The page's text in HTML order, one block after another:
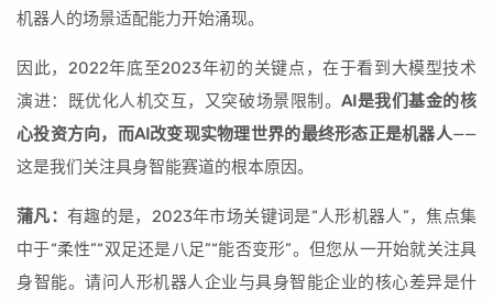
机器人的场景适配能力开始涌现。
因此，2022年底至2023年初的关键点，在于看到大模型技术
演进：既优化人机交互，又突破场景限制。AI是我们基金的核
心投资方向，而AI改变现实物理世界的最终形态正是机器人——
这是我们关注具身智能赛道的根本原因。
蒲凡：有趣的是，2023年市场关键词是“人形机器人”，焦点集
中于“柔性”“双足还是八足”“能否变形”。但您从一开始就关注具
身智能。请问人形机器人企业与具身智能企业的核心差异是什